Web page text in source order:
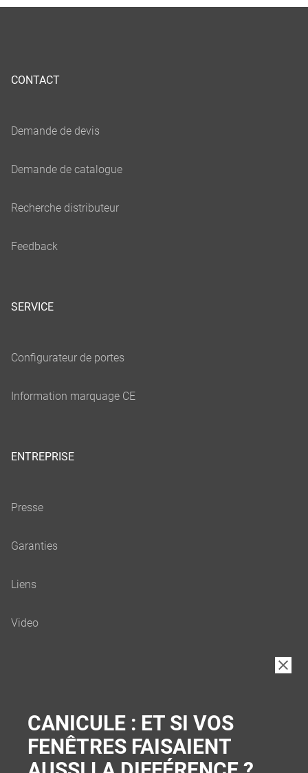
CONTACT
SERVICE
ENTREPRISE
CANICULE : ET SI VOS
FENÊTRES FAISAIENT